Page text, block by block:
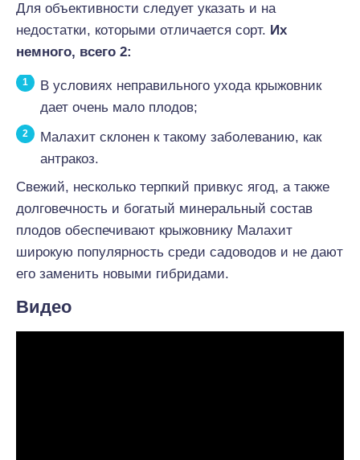
Для объективности следует указать и на
недостатки, которыми отличается сорт. Их
немного, всего 2:
В условиях неправильного ухода крыжовник
дает очень мало плодов;
Малахит склонен к такому заболеванию, как
антракоз.
Свежий, несколько терпкий привкус ягод, а также
долговечность и богатый минеральный состав
плодов обеспечивают крыжовнику Малахит
широкую популярность среди садоводов и не дают
его заменить новыми гибридами.
Видео